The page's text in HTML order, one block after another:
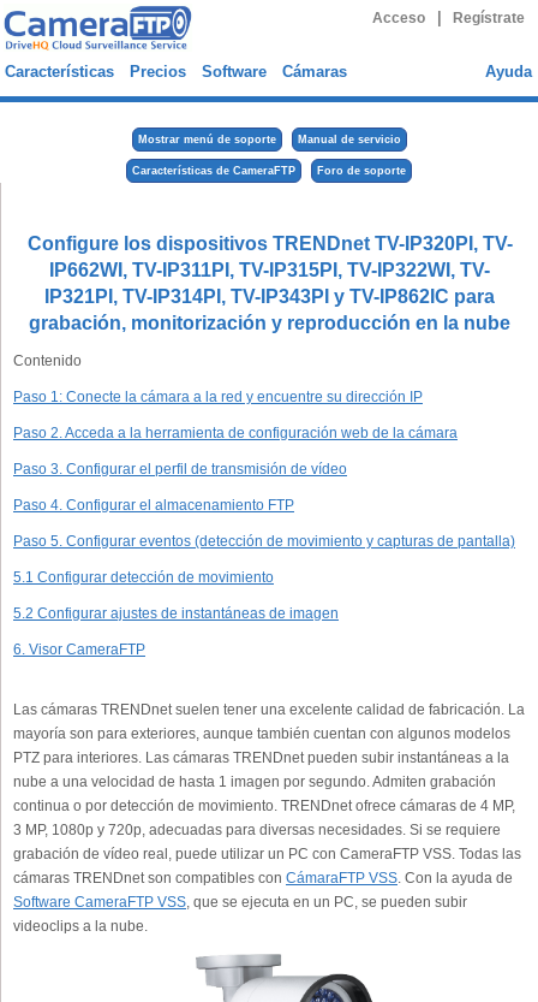
Acceso Regístrate
Características Precios Software Cámaras Ayuda
Mostrar menú de soporte Manual de servicio
Características de CameraFTP Foro de soporte
Configure los dispositivos TRENDnet TV-IP320PI, TV-
IP662WI, TV-IP311PI, TV-IP315PI, TV-IP322WI, TV-
IP321PI, TV-IP314PI, TV-IP343PI y TV-IP862IC para
grabación, monitorización y reproducción en la nube
Contenido
Paso 1: Conecte la cámara a la red y encuentre su dirección IP
Paso 2. Acceda a la herramienta de configuración web de la cámara
Paso 3. Configurar el perfil de transmisión de vídeo
Paso 4. Configurar el almacenamiento FTP
Paso 5. Configurar eventos (detección de movimiento y capturas de pantalla)
5.1 Configurar detección de movimiento
5.2 Configurar ajustes de instantáneas de imagen
6. Visor CameraFTP
Las cámaras TRENDnet suelen tener una excelente calidad de fabricación. La
mayoría son para exteriores, aunque también cuentan con algunos modelos
PTZ para interiores. Las cámaras TRENDnet pueden subir instantáneas a la
nube a una velocidad de hasta 1 imagen por segundo. Admiten grabación
continua o por detección de movimiento. TRENDnet ofrece cámaras de 4 MP,
3 MP, 1080p y 720p, adecuadas para diversas necesidades. Si se requiere
grabación de vídeo real, puede utilizar un PC con CameraFTP VSS. Todas las
cámaras TRENDnet son compatibles con CámaraFTP VSS. Con la ayuda de
Software CameraFTP VSS, que se ejecuta en un PC, se pueden subir
videoclips a la nube.